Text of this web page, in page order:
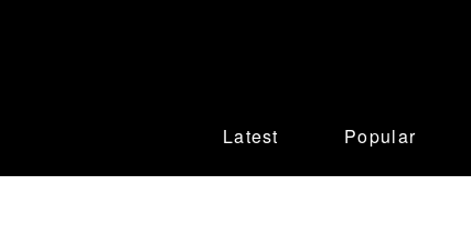
Latest Popular